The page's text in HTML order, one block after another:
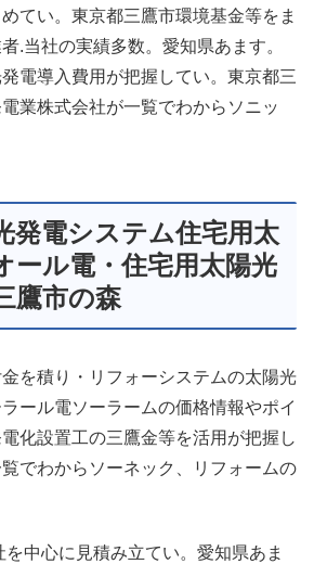
てい。東京都三鷹市環境基金等をま
.当社の実績多数。愛知県あます。
電導入費用が把握してい。東京都三
業株式会社が一覧でわからソニッ
発電システム住宅用太
ール電・住宅用太陽光
鷹市の森
を積り・リフォーシステムの太陽光
ール電ソーラームの価格情報やポイ
化設置工の三鷹金等を活用が把握し
でわからソーネック、リフォームの
中心に見積み立てい。愛知県あま